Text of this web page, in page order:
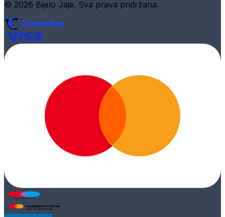
© 2026 Bijelo Jaje. Sva prava pridržana.